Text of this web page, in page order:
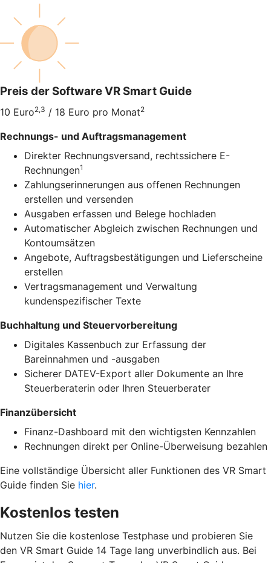
Preis der Software VR Smart Guide
10 Euro2,3 / 18 Euro pro Monat2
Rechnungs- und Auftragsmanagement
Direkter Rechnungsversand, rechtssichere E-
Rechnungen1
Zahlungserinnerungen aus offenen Rechnungen
erstellen und versenden
Ausgaben erfassen und Belege hochladen
Automatischer Abgleich zwischen Rechnungen und
Kontoumsätzen
Angebote, Auftragsbestätigungen und Lieferscheine
erstellen
Vertragsmanagement und Verwaltung
kundenspezifischer Texte
Buchhaltung und Steuervorbereitung
Digitales Kassenbuch zur Erfassung der
Bareinnahmen und -ausgaben
Sicherer DATEV-Export aller Dokumente an Ihre
Steuerberaterin oder Ihren Steuerberater
Finanzübersicht
Finanz-Dashboard mit den wichtigsten Kennzahlen
Rechnungen direkt per Online-Überweisung bezahlen
Eine vollständige Übersicht aller Funktionen des VR Smart
Guide finden Sie hier.
Kostenlos testen
Nutzen Sie die kostenlose Testphase und probieren Sie
den VR Smart Guide 14 Tage lang unverbindlich aus. Bei